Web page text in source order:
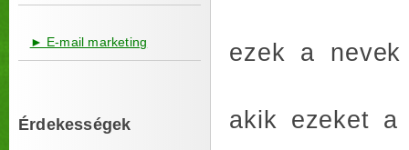
► E-mail marketing
Érdekességek
ezek a
akik ezeket a